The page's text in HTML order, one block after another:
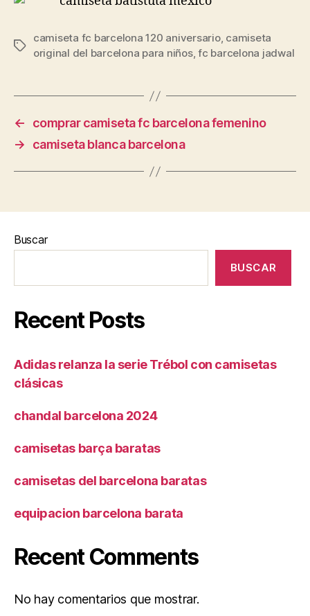
Etiquetas
camiseta fc barcelona 120 aniversario, camiseta
original del barcelona para niños,fc barcelona jadwal
←
comprar camiseta fc barcelona femenino
→
camiseta blanca barcelona
Buscar
BUSCAR
Recent Posts
Adidas relanza la serie Trébol con camisetas
clásicas
chandal barcelona 2024
camisetas barça baratas
camisetas del barcelona baratas
equipacion barcelona barata
Recent Comments
No hay comentarios que mostrar.